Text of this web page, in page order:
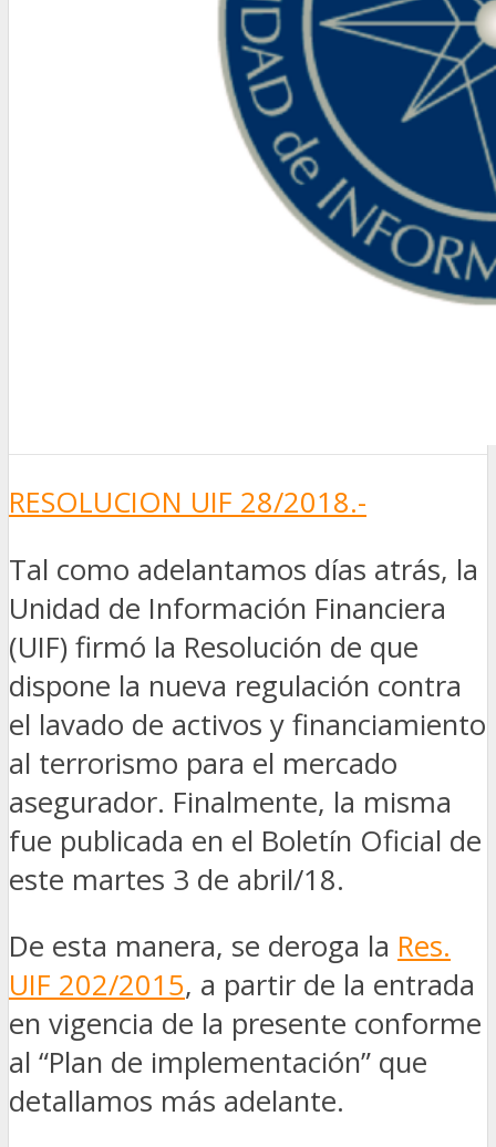
RESOLUCION UIF 28/2018.-
Tal como adelantamos días atrás, la
Unidad de Información Financiera
(UIF) firmó la Resolución de que
dispone la nueva regulación contra
el lavado de activos y financiamiento
al terrorismo para el mercado
asegurador. Finalmente, la misma
fue publicada en el Boletín Oficial de
este martes 3 de abril/18.
De esta manera, se deroga la Res.
UIF 202/2015, a partir de la entrada
en vigencia de la presente conforme
al “Plan de implementación” que
detallamos más adelante.